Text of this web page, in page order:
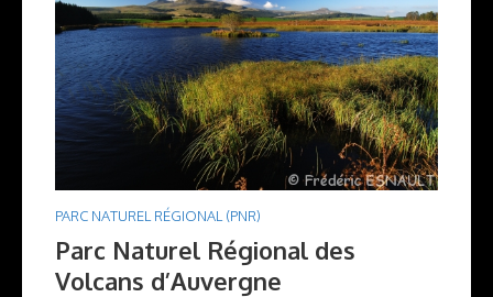
PARC NATUREL RÉGIONAL (PNR)
Parc Naturel Régional des
Volcans d’Auvergne